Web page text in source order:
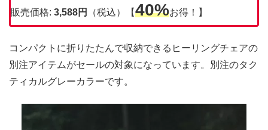
販売価格: 3,588円 （税込）【40%お得！】
コンパクトに折りたたんで収納できるヒーリングチェアの
別注アイテムがセールの対象になっています。別注のタク
ティカルグレーカラーです。